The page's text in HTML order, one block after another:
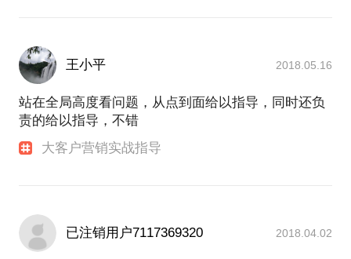
王小平 2018.05.16
站在全局高度看问题，从点到面给以指导，同时还负
责的给以指导，不错
大客户营销实战指导
已注销用户7117369320 2018.04.02